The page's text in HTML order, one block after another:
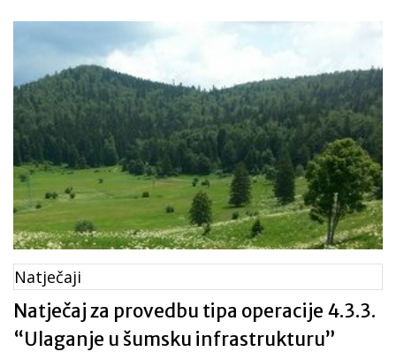
Natječaji
Natječaj za provedbu tipa operacije 4.3.3.
“Ulaganje u šumsku infrastrukturu”